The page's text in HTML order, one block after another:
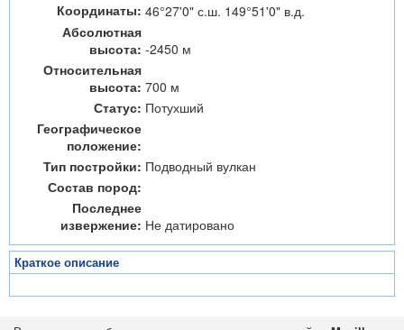
Координаты: 46°27'0" с.ш. 149°51'0" в.д.
Абсолютная
высота: -2450 м
Относительная
высота: 700 м
Статус: Потухший
Географическое
положение:
Тип постройки: Подводный вулкан
Состав пород:
Последнее
извержение: Не датировано
Краткое описание